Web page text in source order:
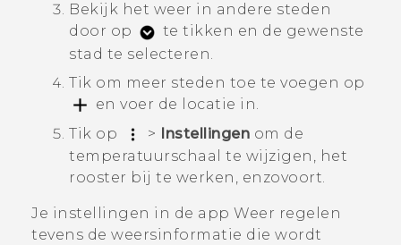
Bekijk het weer in andere steden
door op
te tikken en de gewenste
stad te selecteren.
Tik om meer steden toe te voegen op
en voer de locatie in.
Tik op
> Instellingen om de
temperatuurschaal te wijzigen, het
rooster bij te werken, enzovoort.
Je instellingen in de app Weer regelen
tevens de weersinformatie die wordt